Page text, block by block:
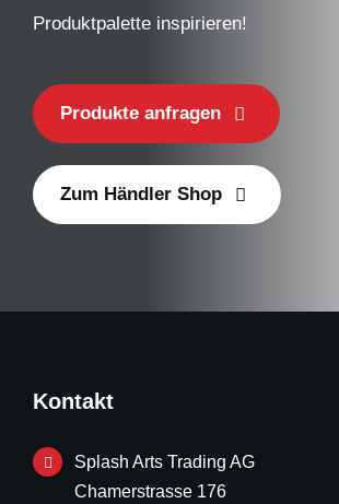
Produktpalette inspirieren!
Produkte anfragen
Zum Händler Shop
Kontakt
Splash Arts Trading AG
Chamerstrasse 176